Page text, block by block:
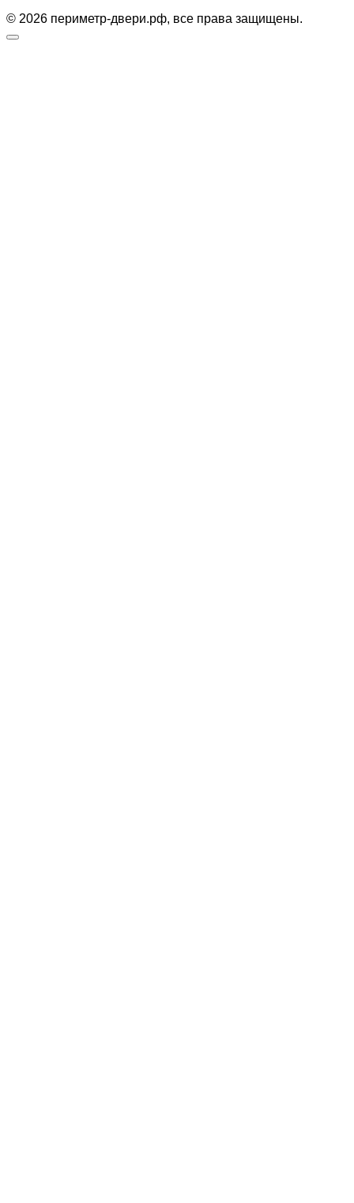
© 2026 периметр-двери.рф, все права защищены.